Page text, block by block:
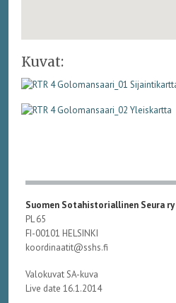
Kuvat:
Suomen Sotahistoriallinen Seura ry
PL 65
FI-00101 HELSINKI
koordinaatit@sshs.fi
Valokuvat SA-kuva
Live date 16.1.2014